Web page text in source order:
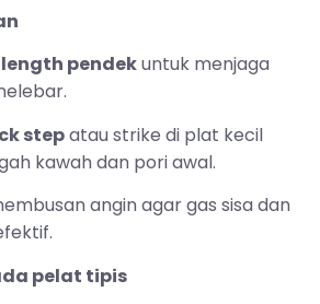
pendekuntuk menjaga
stepatau strike di plat kecil
kawah dan pori awal.
angin agar gas sisa dan
pelat tipis